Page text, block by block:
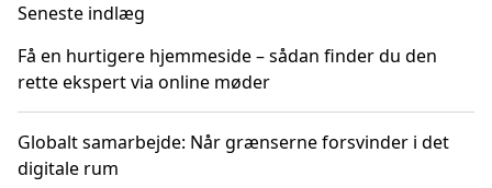
Seneste indlæg
Få en hurtigere hjemmeside – sådan finder du den
rette ekspert via online møder
Globalt samarbejde: Når grænserne forsvinder i det
digitale rum